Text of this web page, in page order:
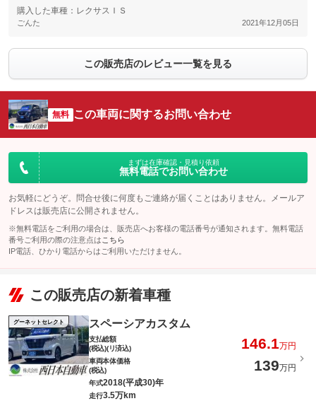
購入した車種：レクサスＩＳ
ごんた 2021年12月05日
この販売店のレビュー一覧を見る
無料 この車両に関するお問い合わせ
まずは在庫確認・見積り依頼
無料電話でお問い合わせ
お気軽にどうぞ。問合せ後に何度もご連絡が届くことはありません。メールア
ドレスは販売店に公開されません。
※無料電話をご利用の場合は、販売店へお客様の電話番号が通知されます。無料電話
番号ご利用の際の注意点は こちら
IP電話、ひかり電話からはご利用いただけません。
この販売店の新着車種
グーネットセレクト スペーシアカスタム
支払総額
(税込)(リ済込)
146.1万円
車両本体価格
(税込)
139万円
年式2018(平成30)年
走行3.5万km